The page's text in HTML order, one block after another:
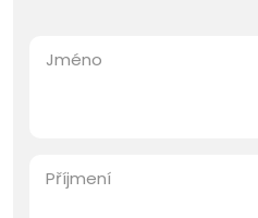
Jméno
Příjmení